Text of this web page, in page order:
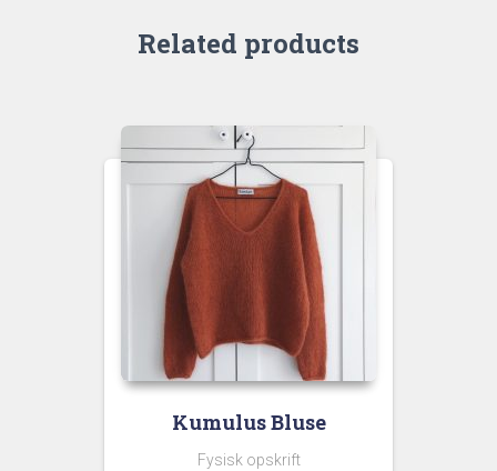
Related products
Kumulus Bluse
Fysisk opskrift